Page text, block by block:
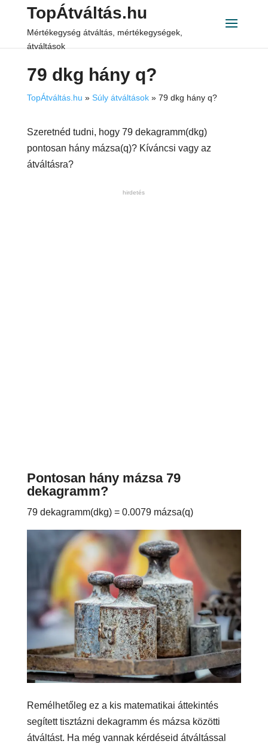
TopÁtváltás.hu
Mértékegység átváltás, mértékegységek,
átváltások
79 dkg hány q?
TopÁtváltás.hu » Súly átváltások» 79 dkg hány q?
Szeretnéd tudni, hogy 79 dekagramm(dkg)
pontosan hány mázsa(q)? Kíváncsi vagy az
átváltásra?
hirdetés
Pontosan hány mázsa 79
dekagramm?
79 dekagramm(dkg) = 0.0079 mázsa(q)
Remélhetőleg ez a kis matematikai áttekintés
segített tisztázni dekagramm és mázsa közötti
átváltást. Ha még vannak kérdéseid átváltással